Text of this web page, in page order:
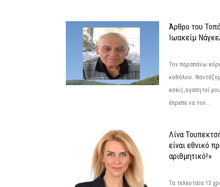
Άρθρο του
Ιωακείμ
Τον παραπάνω
καθόλου.
εσείς,αγαπητοί
έπρεπε να τον...
Λίνα
είναι εθνικό
αριθμητικό!»
Τα τελευταία 13